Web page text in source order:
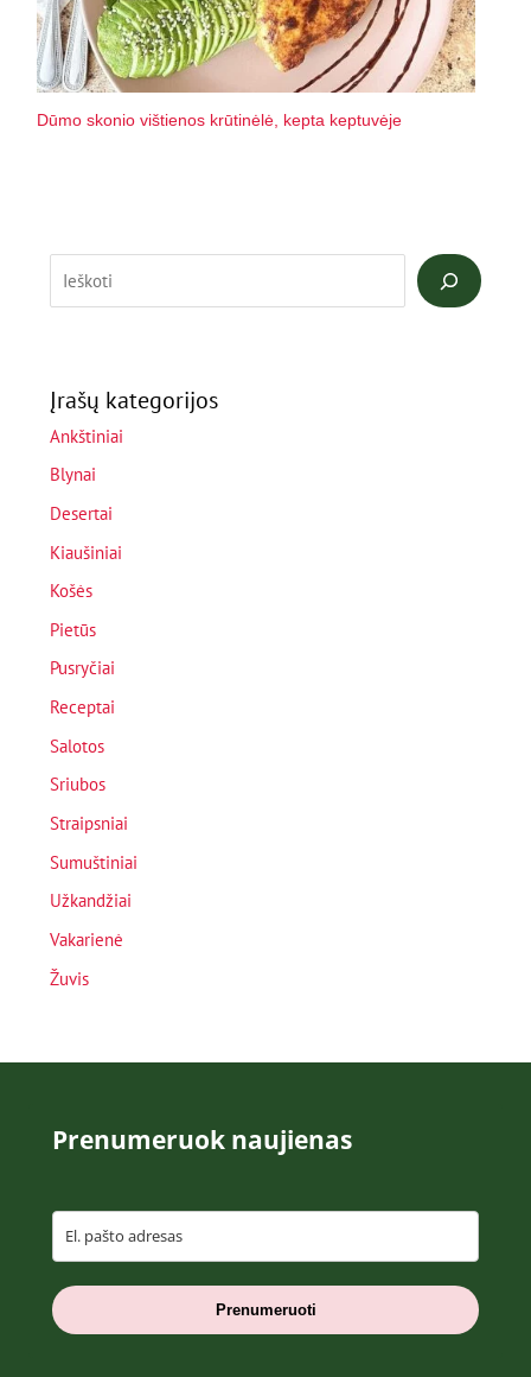
Dūmo skonio vištienos krūtinėlė, kepta keptuvėje
Įrašų kategorijos
Ankštiniai
Blynai
Desertai
Kiaušiniai
Košės
Pietūs
Pusryčiai
Receptai
Salotos
Sriubos
Straipsniai
Sumuštiniai
Užkandžiai
Vakarienė
Žuvis
Prenumeruok naujienas
Prenumeruoti